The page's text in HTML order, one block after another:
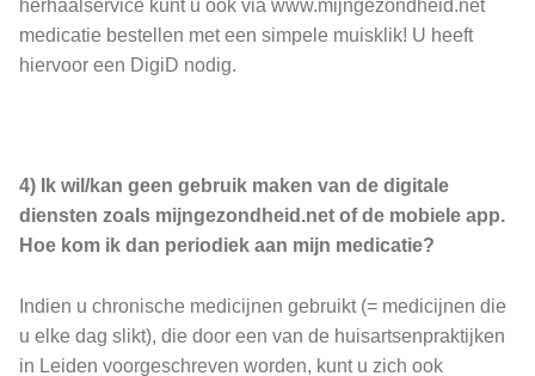
herhaalservice kunt u ook via www.mijngezondheid.net
medicatie bestellen met een simpele muisklik! U heeft
hiervoor een DigiD nodig.
4) Ik wil/kan geen gebruik maken van de digitale
diensten zoals mijngezondheid.net of de mobiele app.
Hoe kom ik dan periodiek aan mijn medicatie?
Indien u chronische medicijnen gebruikt (= medicijnen die
u elke dag slikt), die door een van de huisartsenpraktijken
in Leiden voorgeschreven worden, kunt u zich ook